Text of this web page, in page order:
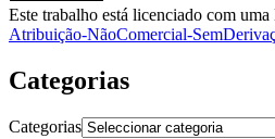
Este trabalho está licenciado com uma
Atribuição-NãoComercial-
Categorias
Categorias